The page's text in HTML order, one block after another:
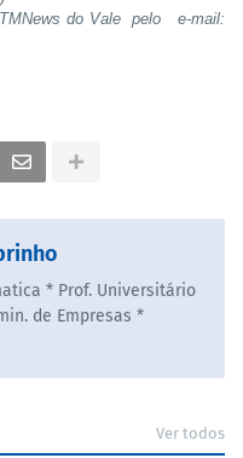
do Vale pelo e-mail:
* Prof. Universitário
de Empresas *
Ver todos